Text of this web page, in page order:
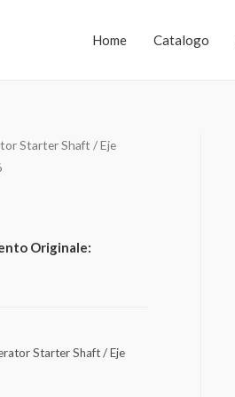
Home Catalogo
Starter Shaft / Eje
Originale:
Starter Shaft / Eje